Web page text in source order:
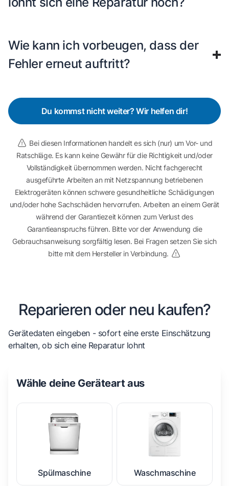
Wie kann ich vorbeugen, dass der
Fehler erneut auftritt?
Du kommst nicht weiter? Wir helfen dir!
Bei diesen Informationen handelt es sich (nur) um Vor- und
Ratschläge. Es kann keine Gewähr für die Richtigkeit und/oder
Vollständigkeit übernommen werden. Nicht fachgerecht
ausgeführte Arbeiten an mit Netzspannung betriebenen
Elektrogeräten können schwere gesundheitliche Schädigungen
und/oder hohe Sachschäden hervorrufen. Arbeiten an einem Gerät
während der Garantiezeit können zum Verlust des
Garantieanspruchs führen. Bitte vor der Anwendung die
Gebrauchsanweisung sorgfältig lesen. Bei Fragen setzen Sie sich
bitte mit dem Hersteller in Verbindung.
Reparieren oder neu kaufen?
Gerätedaten eingeben - sofort eine erste Einschätzung
erhalten, ob sich eine Reparatur lohnt
Wähle deine Geräteart aus
Spülmaschine Waschmaschine